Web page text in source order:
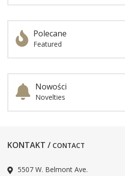
Polecane
Featured
Nowości
Novelties
KONTAKT / CONTACT
5507 W. Belmont Ave.